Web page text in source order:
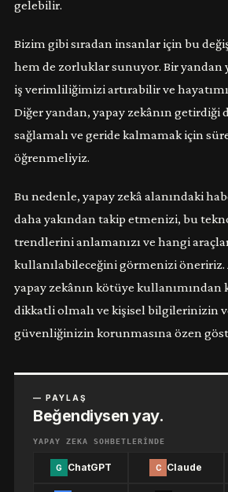
gelebilir.
Bizim gibi sıradan insanlar için bu
hem de zorluklar sunuyor. Bir yandan
iş verimliliğimizi artırabilir ve
Diğer yandan, yapay zekânın
sağlamalı ve geride kalmamak için
öğrenmeliyiz.
Bu nedenle, yapay zekâ alanındaki
daha yakından takip etmenizi, bu
trendlerini anlamanızı ve hangi
kullanılabileceğini görmenizi öneririz.
yapay zekânın kötüye kullanımından
dikkatli olmalı ve kişisel bilgilerinizin
güvenliğinizin korunmasına özen
— PAYLAŞ
Beğendiysen yay.
YAPAY ZEKA SOHBETLERINDE
G ChatGPT C Claude